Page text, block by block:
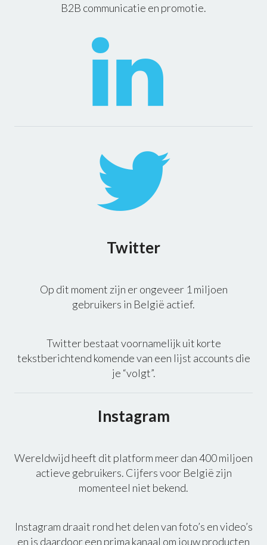
B2B communicatie en promotie.
Twitter
Op dit moment zijn er ongeveer 1 miljoen
gebruikers in België actief.
Twitter bestaat voornamelijk uit korte
tekstberichtend komende van een lijst accounts die
je “volgt”.
Instagram
Wereldwijd heeft dit platform meer dan 400 miljoen
actieve gebruikers. Cijfers voor België zijn
momenteel niet bekend.
Instagram draait rond het delen van foto’s en video’s
en is daardoor een prima kanaal om jouw producten